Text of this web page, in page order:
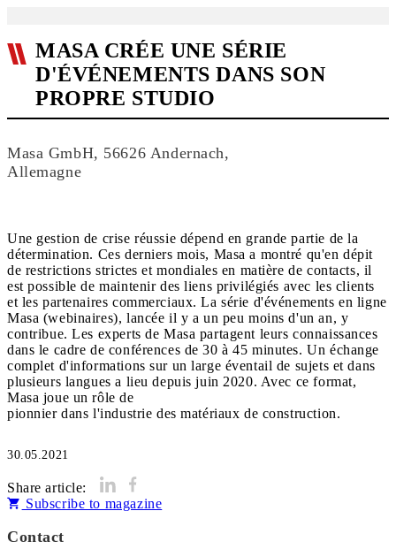
MASA CRÉE UNE SÉRIE
D'ÉVÉNEMENTS DANS SON
PROPRE STUDIO
Masa GmbH, 56626 Andernach,
Allemagne
Une gestion de crise réussie dépend en grande partie de la
détermination. Ces derniers mois, Masa a montré qu'en dépit
de restrictions strictes et mondiales en matière de contacts, il
est possible de maintenir des liens privilégiés avec les clients
et les partenaires commerciaux. La série d'événements en ligne
Masa (webinaires), lancée il y a un peu moins d'un an, y
contribue. Les experts de Masa partagent leurs connaissances
dans le cadre de conférences de 30 à 45 minutes. Un échange
complet d'informations sur un large éventail de sujets et dans
plusieurs langues a lieu depuis juin 2020. Avec ce format,
Masa joue un rôle de
pionnier dans l'industrie des matériaux de construction.
30.05.2021
Share article:
Subscribe to magazine
Contact